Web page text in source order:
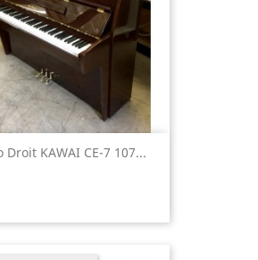
Droit KAWAI CE-7 107...